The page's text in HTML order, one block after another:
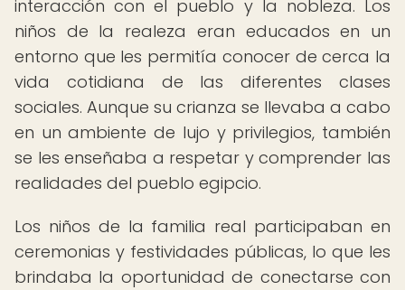
interacción con el pueblo y la nobleza. Los
niños de la realeza eran educados en un
entorno que les permitía conocer de cerca la
vida cotidiana de las diferentes clases
sociales. Aunque su crianza se llevaba a cabo
en un ambiente de lujo y privilegios, también
se les enseñaba a respetar y comprender las
realidades del pueblo egipcio.
Los niños de la familia real participaban en
ceremonias y festividades públicas, lo que les
brindaba la oportunidad de conectarse con